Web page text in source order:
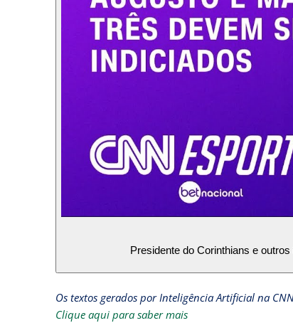
Presidente do Corinthians e
Os textos gerados por Inteligência Artificial na
Clique aqui para saber mais